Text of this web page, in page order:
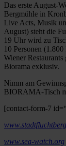
Das erste August-
Bergmühle in
Live Acts, Musik
August) steht die
19 Uhr wird zu
10 Personen
Wiener
Biorama exklusiv.
Nimm am
BIORAMA-Tisch
[contact-form-7
www.sea-watch.org